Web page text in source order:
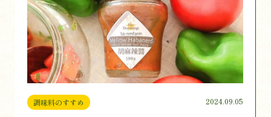
調味料のすすめ 2024.09.05